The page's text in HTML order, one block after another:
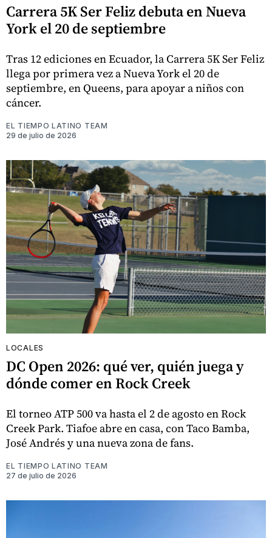
Carrera 5K Ser Feliz debuta en Nueva
York el 20 de septiembre
Tras 12 ediciones en Ecuador, la Carrera 5K Ser Feliz
llega por primera vez a Nueva York el 20 de
septiembre, en Queens, para apoyar a niños con
cáncer.
EL TIEMPO LATINO TEAM
29 de julio de 2026
LOCALES
DC Open 2026: qué ver, quién juega y
dónde comer en Rock Creek
El torneo ATP 500 va hasta el 2 de agosto en Rock
Creek Park. Tiafoe abre en casa, con Taco Bamba,
José Andrés y una nueva zona de fans.
EL TIEMPO LATINO TEAM
27 de julio de 2026